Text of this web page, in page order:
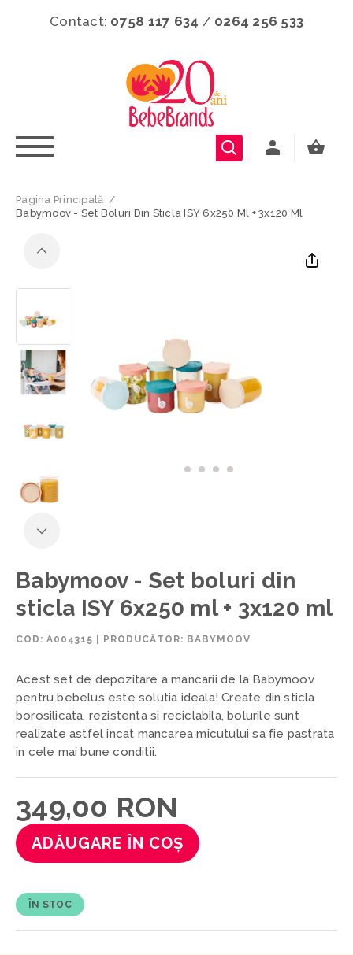
Contact: 0758 117 634 / 0264 256 533
Pagina Principală /
Babymoov - Set Boluri Din Sticla ISY 6x250 Ml + 3x120 Ml
Babymoov - Set boluri din
sticla ISY 6x250 ml + 3x120 ml
COD: A004315 PRODUCĂTOR: BABYMOOV
Acest set de depozitare a mancarii de la Babymoov
pentru bebelus este solutia ideala! Create din sticla
borosilicata, rezistenta si reciclabila, bolurile sunt
realizate astfel incat mancarea micutului sa fie pastrata
in cele mai bune conditii.
349,00 RON
ADĂUGARE ÎN COȘ
ÎN STOC